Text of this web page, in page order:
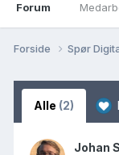
Forum
Forside Spør
Alle (2)
Johan